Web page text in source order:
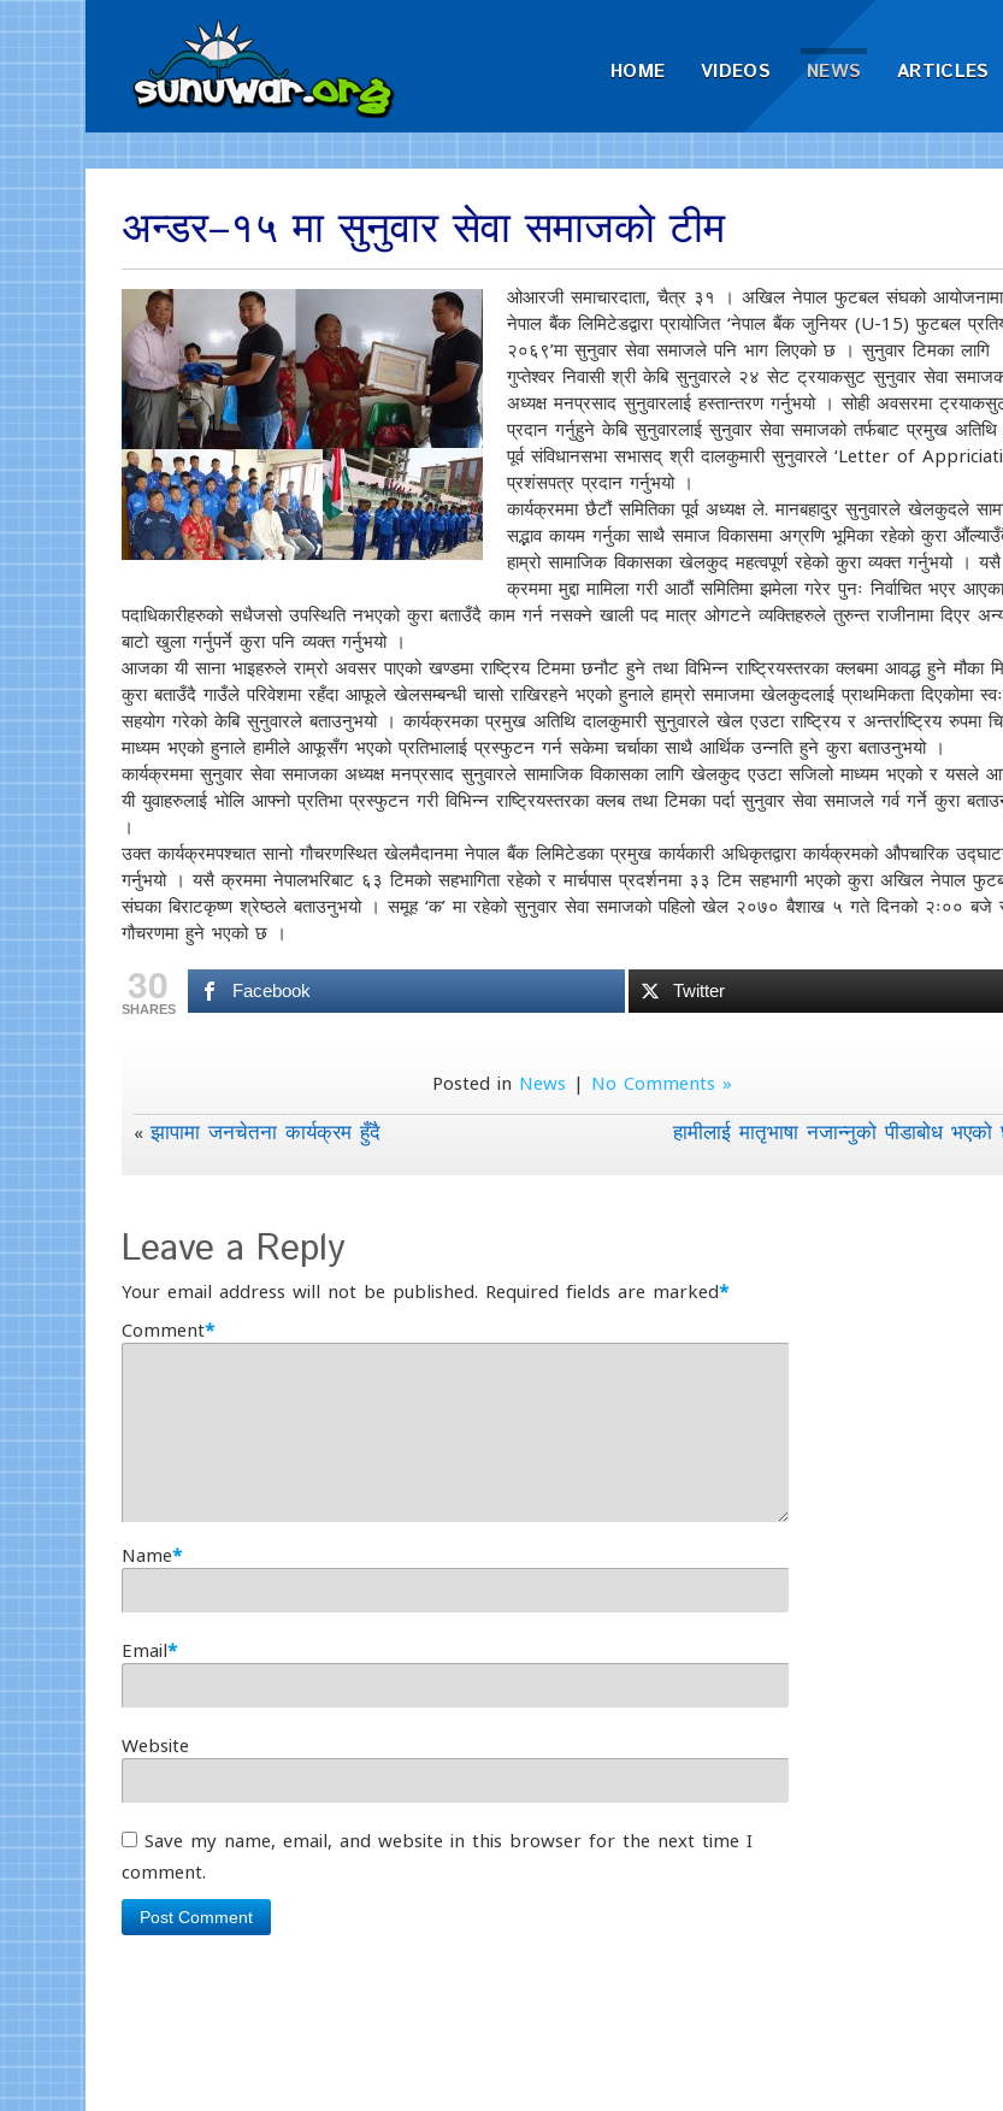
HOME VIDEOS NEWS ARTICLES
अन्डर–१५ मा सुनुवार सेवा समाजको टीम
ओआरजी समाचारदाता,चैत्र ३१ । अखिल नेपाल फुटबल संघको आयोजनामा
नेपाल बैंक लिमिटेडद्वारा प्रायोजित ‘नेपाल बैंक जुनियर (U-15) फुटबल
२०६९’मा सुनुवार सेवा समाजले पनि भाग लिएको छ । सुनुवार टिमका लागि
गुप्तेश्वर निवासी श्री केबि सुनुवारले २४ सेट ट्रयाकसुट सुनुवार सेवा
अध्यक्ष मनप्रसाद सुनुवारलाई हस्तान्तरण गर्नुभयो । सोही अवसरमा
प्रदान गर्नुहुने केबि सुनुवारलाई सुनुवार सेवा समाजको तर्फबाट प्रमुख अतिथि
पूर्व संविधानसभा सभासद् श्री दालकुमारी सुनुवारले ‘Letter of
प्रशंसपत्र प्रदान गर्नुभयो ।
कार्यक्रममा छैटौं समितिका पूर्व अध्यक्ष ले. मानबहादुर सुनुवारले खेलकुदले
सद्भाव कायम गर्नुका साथै समाज विकासमा अग्रणि भूमिका रहेको कुरा
हाम्रो सामाजिक विकासका खेलकुद महत्वपूर्ण रहेको कुरा व्यक्त गर्नुभयो । यसै
क्रममा मुद्दा मामिला गरी आठौं समितिमा झमेला गरेर पुनः निर्वाचित भएर आएका
पदाधिकारीहरुको सधैजसो उपस्थिति नभएको कुरा बताउँदै काम गर्न नसक्ने खाली पद मात्र ओगटने व्यक्तिहरुले तुरुन्त राजीनामा दिएर
बाटो खुला गर्नुपर्ने कुरा पनि व्यक्त गर्नुभयो ।
आजका यी साना भाइहरुले राम्रो अवसर पाएको खण्डमा राष्ट्रिय टिममा छनौट हुने तथा विभिन्न राष्ट्रियस्तरका क्लबमा आवद्ध हुने मौका
कुरा बताउँदै गाउँले परिवेशमा रहँदा आफूले खेलसम्बन्धी चासो राखिरहने भएको हुनाले हाम्रो समाजमा खेलकुदलाई प्राथमिकता दिएकोमा
सहयोग गरेको केबि सुनुवारले बताउनुभयो । कार्यक्रमका प्रमुख अतिथि दालकुमारी सुनुवारले खेल एउटा राष्ट्रिय र अन्तर्राष्ट्रिय रुपमा
माध्यम भएको हुनाले हामीले आफूसँग भएको प्रतिभालाई प्रस्फुटन गर्न सकेमा चर्चाका साथै आर्थिक उन्नति हुने कुरा बताउनुभयो ।
कार्यक्रममा सुनुवार सेवा समाजका अध्यक्ष मनप्रसाद सुनुवारले सामाजिक विकासका लागि खेलकुद एउटा सजिलो माध्यम भएको र यसले
यी युवाहरुलाई भोलि आफ्नो प्रतिभा प्रस्फुटन गरी विभिन्न राष्ट्रियस्तरका क्लब तथा टिमका पर्दा सुनुवार सेवा समाजले गर्व गर्ने कुरा
।
उक्त कार्यक्रमपश्चात सानो गौचरणस्थित खेलमैदानमा नेपाल बैंक लिमिटेडका प्रमुख कार्यकारी अधिकृतद्वारा कार्यक्रमको औपचारिक
गर्नुभयो । यसै क्रममा नेपालभरिबाट ६३ टिमको सहभागिता रहेको र मार्चपास प्रदर्शनमा ३३ टिम सहभागी भएको कुरा अखिल नेपाल
संघका बिराटकृष्ण श्रेष्ठले बताउनुभयो । समूह ‘क’ मा रहेको सुनुवार सेवा समाजको पहिलो खेल २०७० बैशाख ५ गते दिनको २ः०० बजे
गौचरणमा हुने भएको छ ।
30
SHARES
Facebook Twitter
Posted in News | No Comments »
«झापामा जनचेतना कार्यक्रम हुँदै हामीलाई मातृभाषा नजान्नुको पीडाबोध
Leave a Reply
Your email address will not be published. Required fields are marked*
Comment*
Name*
Email*
Website
Save my name, email, and website in this browser for the next time I
comment.